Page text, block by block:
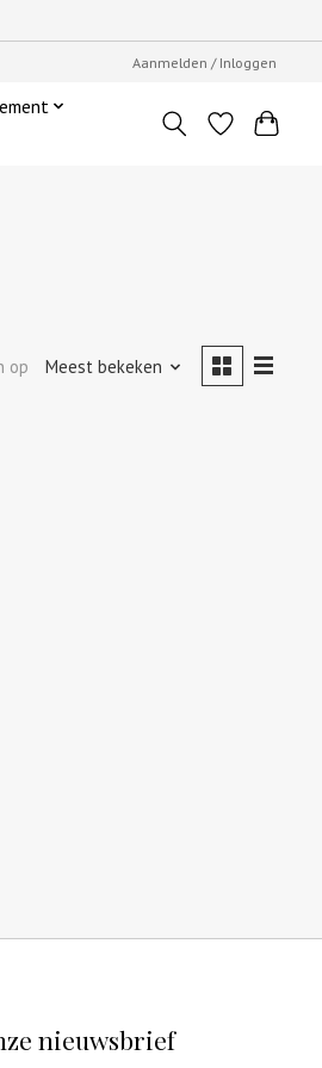
Aanmelden / Inloggen
op Meest bekeken
nieuwsbrief